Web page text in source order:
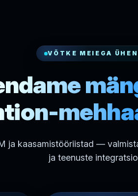
VÕTKE MEIEGA
ja kaasamistööriistad —
ja teenuste